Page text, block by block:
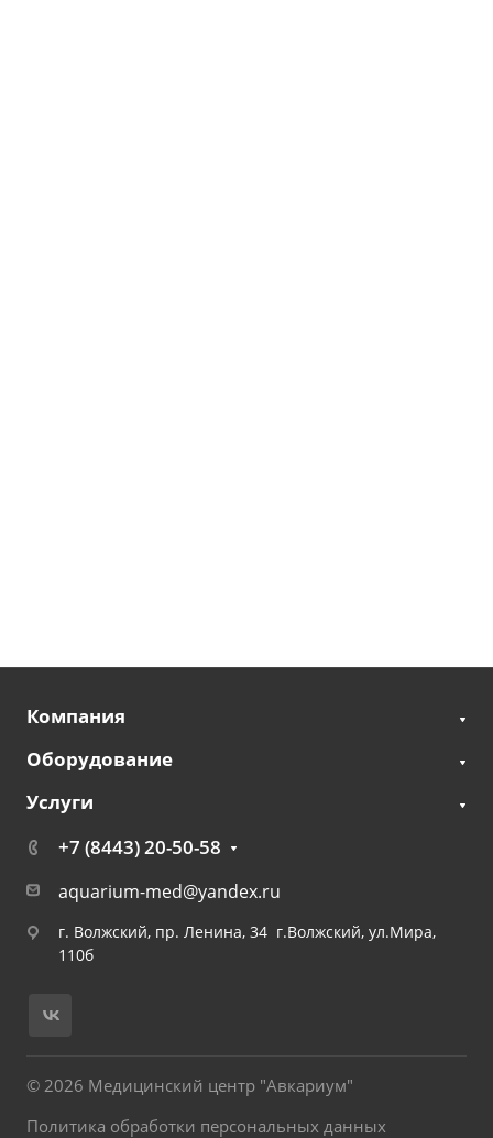
Компания
Оборудование
Услуги
+7 (8443) 20-50-58
aquarium-med@yandex.ru
г. Волжский, пр. Ленина, 34 г.Волжский, ул.Мира,
110б
© 2026 Медицинский центр "Авкариум"
Политика обработки персональных данных